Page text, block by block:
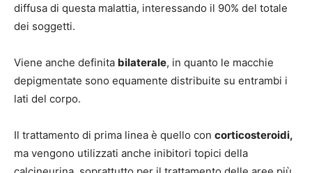
diffusa di questa malattia, interessando il 90% del totale
dei soggetti.
Viene anche definita bilaterale, in quanto le macchie
depigmentate sono equamente distribuite su entrambi i
lati del corpo.
Il trattamento di prima linea è quello con corticosteroidi,
ma vengono utilizzati anche inibitori topici della